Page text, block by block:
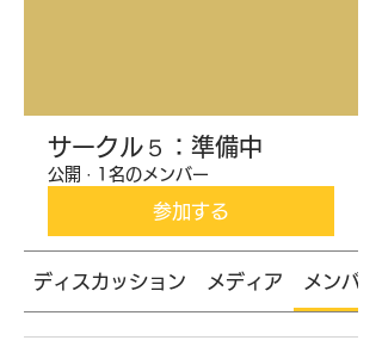
サークル５：準備中
公開 · 1名のメンバー
参加する
ディスカッション メディア メンバー